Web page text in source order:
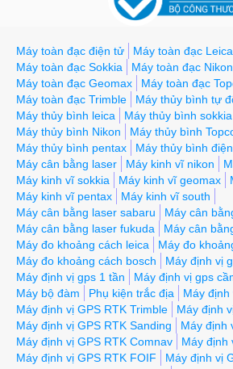
Máy toàn đạc điện tử
Máy toàn đạc Leica
Máy toàn đạc Sokkia
Máy toàn đạc Nikon
Máy toàn đạc Geomax
Máy toàn đạc
Máy toàn đạc Trimble
Máy thủy bình tự
Máy thủy bình leica
Máy thủy bình sokkia
Máy thủy bình Nikon
Máy thủy bình
Máy thủy bình pentax
Máy thủy bình
Máy cân bằng laser
Máy kinh vĩ nikon
Máy kinh vĩ sokkia
Máy kinh vĩ geomax
Máy kinh vĩ pentax
Máy kinh vĩ south
Máy cân bằng laser sabaru
Máy cân
Máy cân bằng laser fukuda
Máy cân
Máy đo khoảng cách leica
Máy đo
Máy đo khoảng cách bosch
Máy định vị
Máy định vị gps 1 tần
Máy định vị gps
Máy bộ đàm
Phụ kiện trắc địa
Máy định
Máy định vị GPS RTK Trimble
Máy định
Máy định vị GPS RTK Sanding
Máy định
Máy định vị GPS RTK Comnav
Máy định
Máy định vị GPS RTK FOIF
Máy định vị